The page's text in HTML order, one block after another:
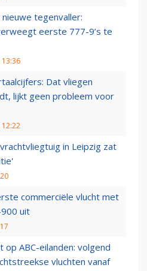
tegenvaller:
eerste 777-9’s te
13:36
Dat vliegen
lijkt geen probleem voor
12:22
in Leipzig zat
commerciële vlucht met
uit
op ABC-eilanden: volgend
vluchten vanaf